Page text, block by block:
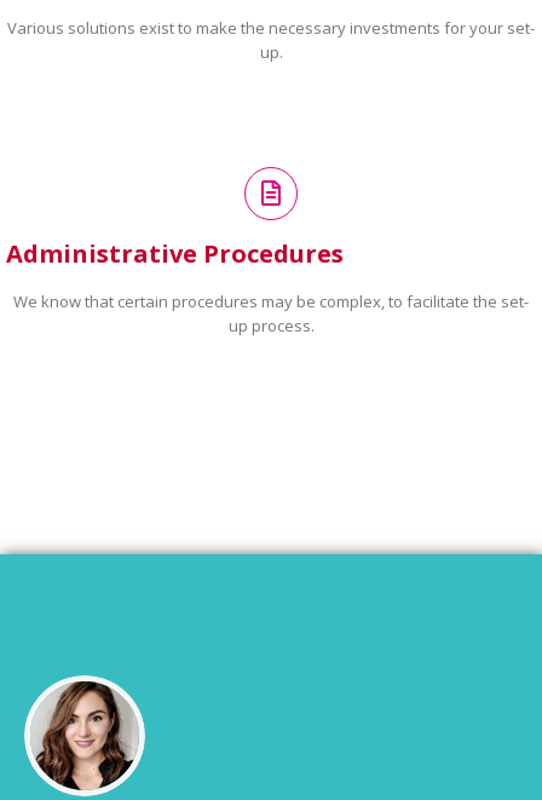
Various solutions exist to make the necessary investments for your set-
up.
Administrative Procedures
We know that certain procedures may be complex, to facilitate the set-
up process.